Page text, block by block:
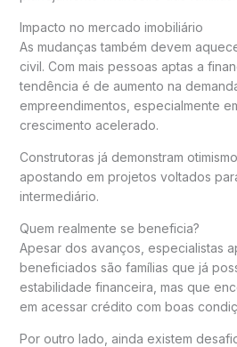
Impacto no mercado imobiliário
As mudanças também devem
civil. Com mais pessoas aptas a
tendência é de aumento na
empreendimentos, especialmente
crescimento acelerado.
Construtoras já demonstram
apostando em projetos voltados
intermediário.
Quem realmente se beneficia?
Apesar dos avanços, especialistas
beneficiados são famílias que já
estabilidade financeira, mas que
em acessar crédito com boas
Por outro lado, ainda existem